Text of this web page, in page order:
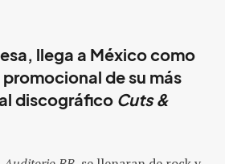
llega a México como
de su más
discográfico Cuts &